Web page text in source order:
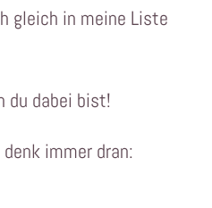
gleich in meine Liste
du dabei bist!
immer dran: